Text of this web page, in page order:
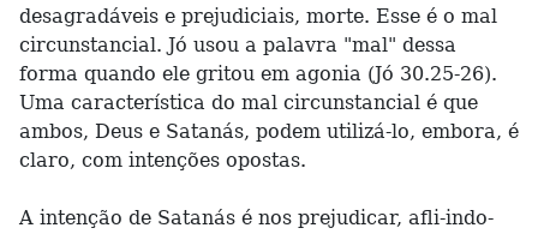
desagradáveis e prejudiciais, morte. Esse é o mal
circunstancial. Jó usou a palavra "mal" dessa
forma quando ele gritou em agonia (Jó 30.25-26).
Uma característica do mal circunstancial é que
ambos, Deus e Satanás, podem utilizá-lo, embora, é
claro, com intenções opostas.
A intenção de Satanás é nos prejudicar, afli-indo-